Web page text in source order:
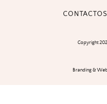
CONTACTOS
Copyright
Branding &